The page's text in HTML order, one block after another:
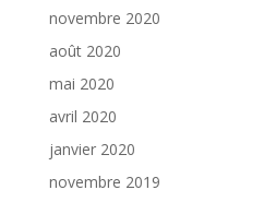
novembre 2020
août 2020
mai 2020
avril 2020
janvier 2020
novembre 2019